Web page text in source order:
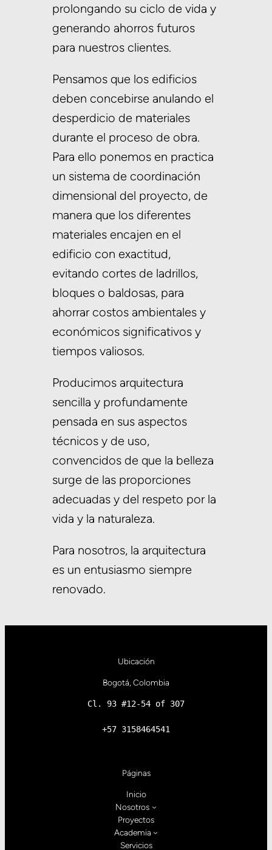
prolongando su ciclo de vida y
generando ahorros futuros
para nuestros clientes.
Pensamos que los edificios
deben concebirse anulando el
desperdicio de materiales
durante el proceso de obra.
Para ello ponemos en practica
un sistema de coordinación
dimensional del proyecto, de
manera que los diferentes
materiales encajen en el
edificio con exactitud,
evitando cortes de ladrillos,
bloques o baldosas, para
ahorrar costos ambientales y
económicos significativos y
tiempos valiosos.
Producimos arquitectura
sencilla y profundamente
pensada en sus aspectos
técnicos y de uso,
convencidos de que la belleza
surge de las proporciones
adecuadas y del respeto por la
vida y la naturaleza.
Para nosotros, la arquitectura
es un entusiasmo siempre
renovado.
Ubicación
Bogotá, Colombia
Cl. 93 #12-54 of 307
+57 3158464541
Páginas
Inicio
Nosotros
Proyectos
Academia
Servicios